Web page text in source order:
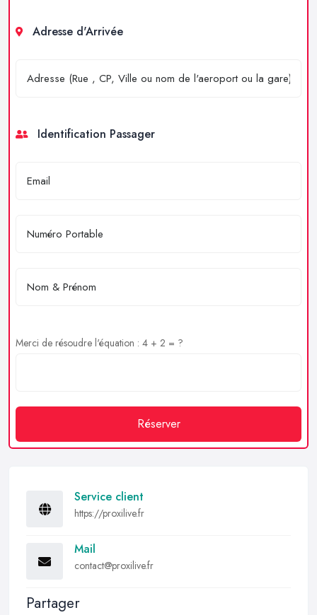
Adresse d'Arrivée
Identification Passager
Merci de résoudre l'équation : 4 + 2 = ?
Réserver
Service client
https://proxilive.fr
Mail
contact@proxilive.fr
Partager